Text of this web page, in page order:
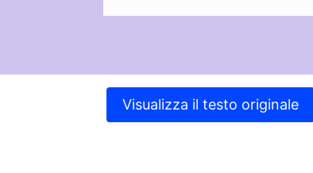
Visualizza il testo originale